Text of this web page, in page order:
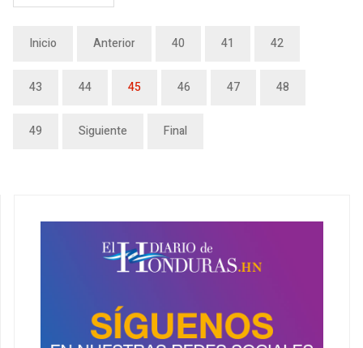
Inicio Anterior 40 41 42
43 44 45 46 47 48
49 Siguiente Final